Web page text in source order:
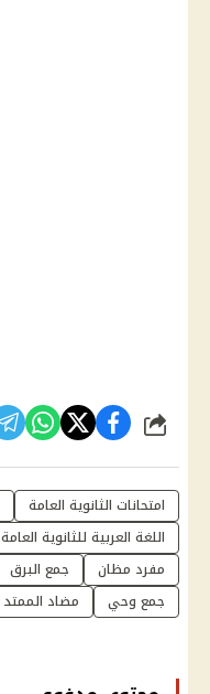
شارك
امتحانات الثانوية العامة
اللغة العربية للثانوية العامة
مفرد مظان
جمع البرق
جمع وحي
مضاد الممتد